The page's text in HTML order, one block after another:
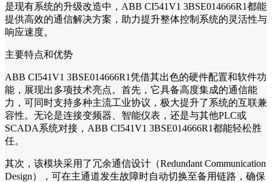
是现有系统的升级改造中，ABB CI541V1 3BSE014666R1都能
提供高效的通信解决方案，助力提升整体控制系统的灵活性与
响应速度。
主要特点和优势
ABB CI541V1 3BSE014666R1凭借其出色的硬件配置和软件功
能，展现出多项技术亮点。首先，它具备高度集成的通信能
力，可同时支持多种主流工业协议，极大提升了系统的互联兼
容性。无论是连接变频器、智能仪表，还是与其他PLC或
SCADA系统对接，ABB CI541V1 3BSE014666R1都能轻松胜
任。
其次，该模块采用了冗余通信设计（Redundant Communication
Design），可在主通道发生故障时自动切换至备用链路，确保